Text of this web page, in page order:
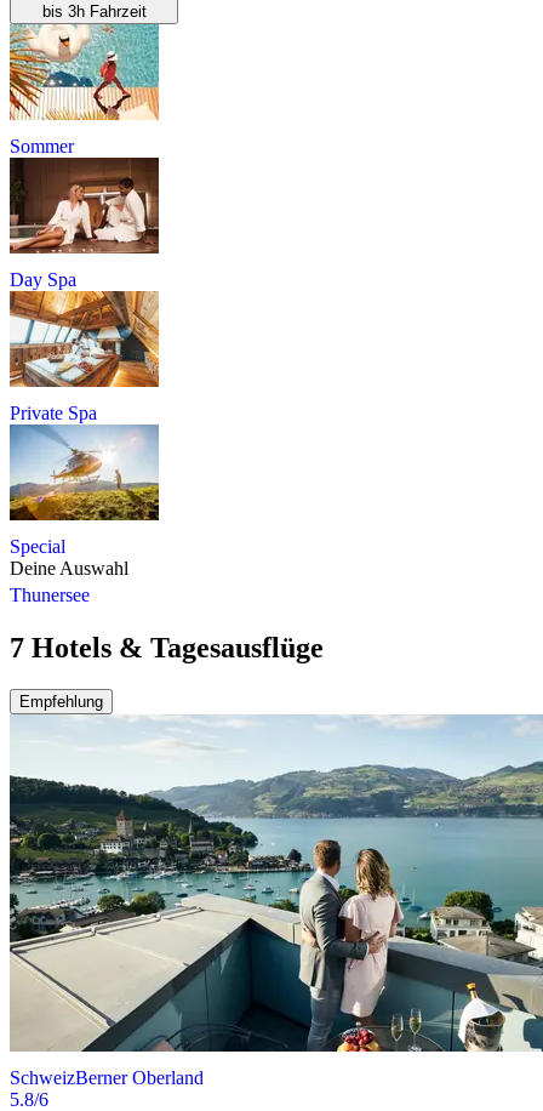
bis 3h Fahrzeit
Sommer
Day Spa
Private Spa
Special
Deine Auswahl
Thunersee
7 Hotels & Tagesausflüge
Empfehlung
SchweizBerner Oberland
5.8/6